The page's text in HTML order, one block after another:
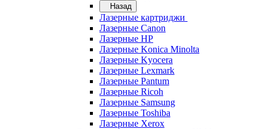
Назад
Лазерные картриджи
Лазерные Canon
Лазерные HP
Лазерные Konica Minolta
Лазерные Kyocera
Лазерные Lexmark
Лазерные Pantum
Лазерные Ricoh
Лазерные Samsung
Лазерные Toshiba
Лазерные Xerox